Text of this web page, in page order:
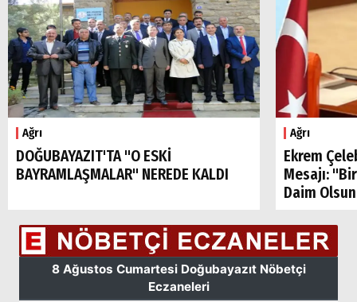
Ağrı
DOĞUBAYAZIT'TA "O ESKİ
BAYRAMLAŞMALAR" NEREDE KALDI
Ağrı
Ekrem
Mesajı:
Daim
Doğubayazıt